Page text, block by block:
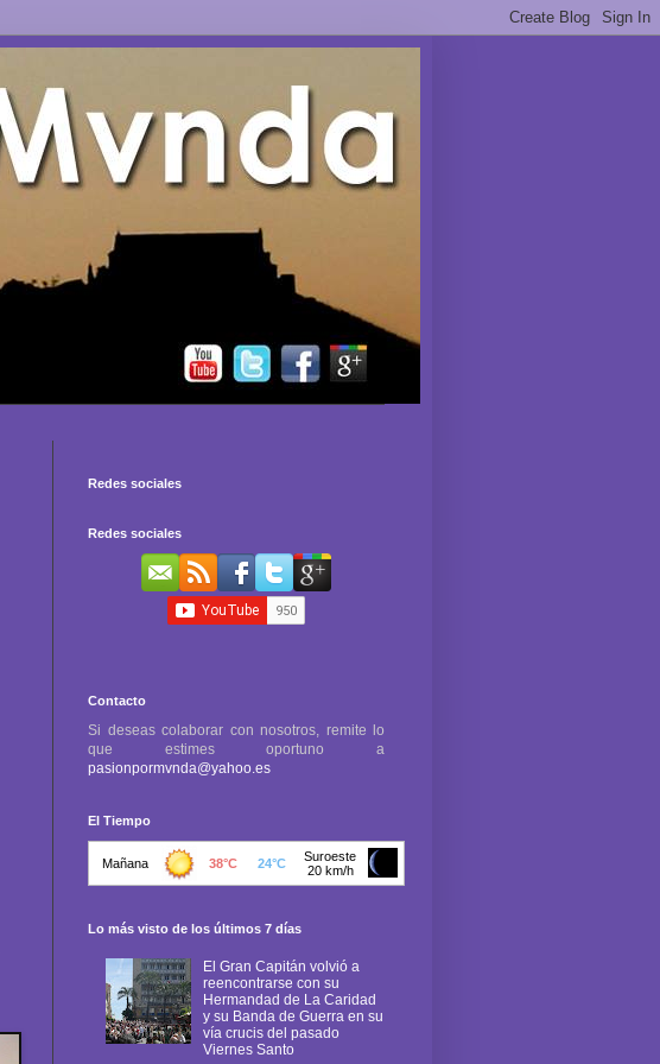
Redes sociales
Redes sociales
Contacto
Si deseas colaborar con nosotros, remite lo
que estimes oportuno a
pasionpormvnda@yahoo.es
El Tiempo
Lo más visto de los últimos 7 días
El Gran Capitán volvió a
reencontrarse con su
Hermandad de La Caridad
y su Banda de Guerra en su
vía crucis del pasado
Viernes Santo